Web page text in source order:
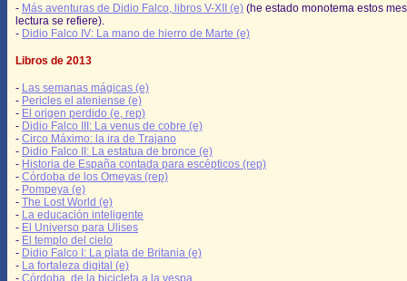
- Más aventuras de Didio Falco, libros V-XII (e) (he estado monotema estos
lectura se refiere).
- Didio Falco IV: La mano de hierro de Marte (e)
Libros de 2013
- Las semanas mágicas (e)
- Pericles el ateniense (e)
- El origen perdido (e, rep)
- Didio Falco III: La venus de cobre (e)
- Circo Máximo: la ira de Trajano
- Didio Falco II: La estatua de bronce (e)
- Historia de España contada para escépticos (rep)
- Córdoba de los Omeyas (rep)
- Pompeya (e)
- The Lost World (e)
- La educación inteligente
- El Universo para Ulises
- El templo del cielo
- Didio Falco I: La plata de Britania (e)
- La fortaleza digital (e)
- Córdoba, de la bicicleta a la vespa